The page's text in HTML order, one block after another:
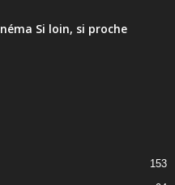
Si loin, si proche
153